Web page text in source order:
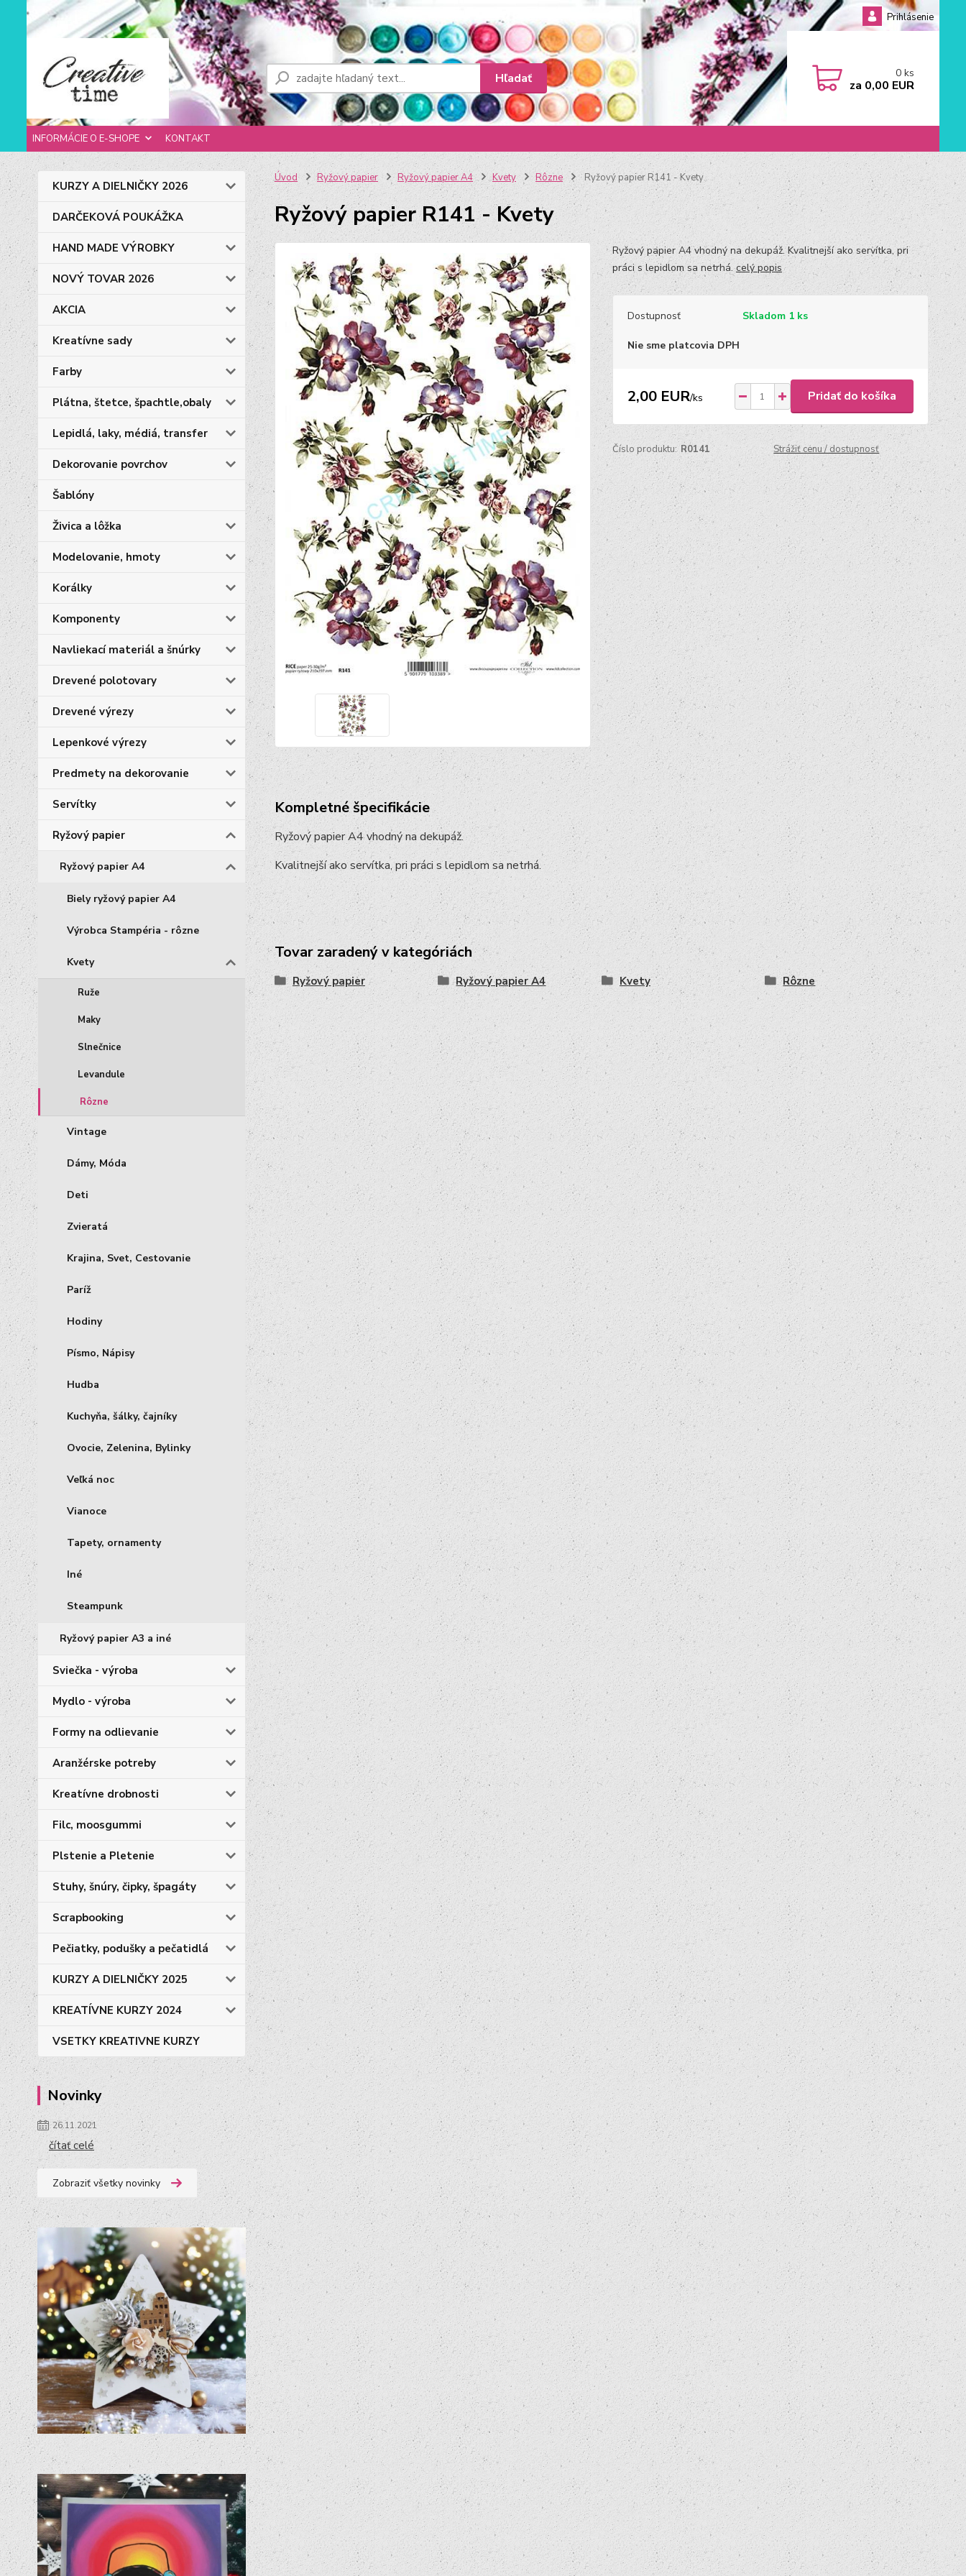
INFORMÁCIE O E-SHOPE KONTAKT
Prihlásenie
Hľadať 0ks
za 0,00 EUR
KURZY A DIELNIČKY 2026
DARČEKOVÁ POUKÁŽKA
HAND MADE VÝROBKY
NOVÝ TOVAR 2026
AKCIA
Kreatívne sady
Farby
Plátna, štetce, špachtle,obaly
Lepidlá, laky, médiá, transfer
Dekorovanie povrchov
Šablóny
Živica a lôžka
Modelovanie, hmoty
Korálky
Komponenty
Navliekací materiál a šnúrky
Drevené polotovary
Drevené výrezy
Lepenkové výrezy
Predmety na dekorovanie
Servítky
Ryžový papier
Ryžový papier A4
Biely ryžový papier A4
Výrobca Stampéria - rôzne
Kvety
Ruže
Maky
Slnečnice
Levandule
Rôzne
Vintage
Dámy, Móda
Deti
Zvieratá
Krajina, Svet, Cestovanie
Paríž
Hodiny
Písmo, Nápisy
Hudba
Kuchyňa, šálky, čajníky
Ovocie, Zelenina, Bylinky
Veľká noc
Vianoce
Tapety, ornamenty
Iné
Steampunk
Ryžový papier A3 a iné
Sviečka - výroba
Mydlo - výroba
Formy na odlievanie
Aranžérske potreby
Kreatívne drobnosti
Filc, moosgummi
Plstenie a Pletenie
Stuhy, šnúry, čipky, špagáty
Scrapbooking
Pečiatky, podušky a pečatidlá
KURZY A DIELNIČKY 2025
KREATÍVNE KURZY 2024
VSETKY KREATIVNE KURZY
Novinky
26.11.2021
čítať celé
Zobraziť všetky novinky
Úvod Ryžový papier Ryžový papier A4 Kvety Rôzne Ryžový papier R141 - Kvety
Ryžový papier R141 - Kvety
Ryžový papier A4 vhodný na dekupáž. Kvalitnejší ako servítka, pri
práci s lepidlom sa netrhá.celý popis
Dostupnosť Skladom 1 ks
Nie sme platcovia DPH
2,00 EUR/ks Pridať do košíka
Číslo produktu: R0141 Strážiť cenu / dostupnosť
Kompletné špecifikácie
Ryžový papier A4 vhodný na dekupáž.
Kvalitnejší ako servítka, pri práci s lepidlom sa netrhá.
Tovar zaradený v kategóriách
Ryžový papier Ryžový papier A4 Kvety Rôzne